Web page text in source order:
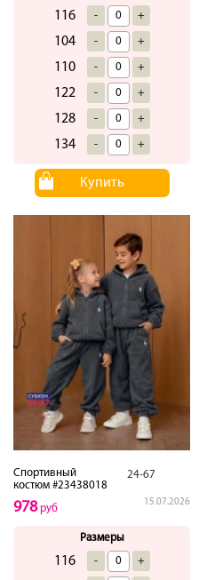
116 - +
104 - +
110 - +
122 - +
128 - +
134 - +
Купить
Спортивный
костюм #23438018
24-67
15.07.2026
978руб
Размеры
116 - +